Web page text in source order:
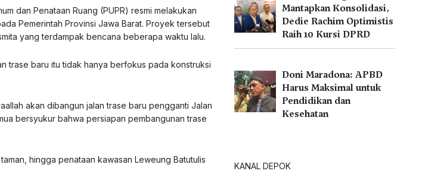
dan Penataan Ruang (PUPR) resmi melakukan
Pemerintah Provinsi Jawa Barat. Proyek tersebut
yang terdampak bencana beberapa waktu lalu.
trase baru itu tidak hanya berfokus pada konstruksi
akan dibangun jalan trase baru pengganti Jalan
bersyukur bahwa persiapan pembangunan trase
hingga penataan kawasan Leweung Batutulis
Mantapkan Konsolidasi,
Dedie Rachim Optimistis
Raih 10 Kursi DPRD
Doni Maradona: APBD
Harus Maksimal untuk
Pendidikan dan
Kesehatan
KANAL DEPOK